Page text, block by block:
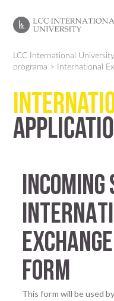
LCC International University
programa > International